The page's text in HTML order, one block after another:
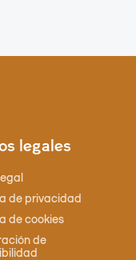
legales
de privacidad
de cookies
de